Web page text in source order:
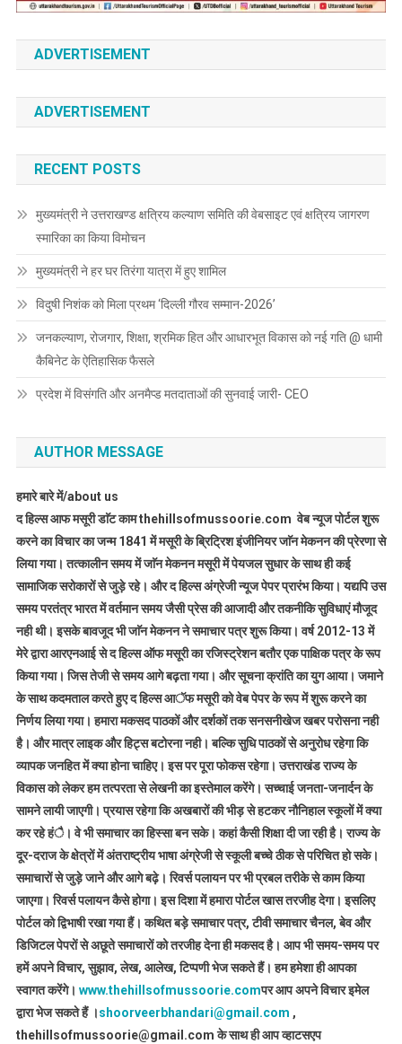
ADVERTISEMENT
ADVERTISEMENT
RECENT POSTS
मुख्यमंत्री ने उत्तराखण्ड क्षत्रिय कल्याण समिति की वेबसाइट एवं क्षत्रिय जागरण
स्मारिका का किया विमोचन
मुख्यमंत्री ने हर घर तिरंगा यात्रा में हुए शामिल
विदुषी निशंक को मिला प्रथम ‘दिल्ली गौरव सम्मान-2026’
जनकल्याण, रोजगार, शिक्षा, श्रमिक हित और आधारभूत विकास को नई गति @ धामी
कैबिनेट के ऐतिहासिक फैसले
प्रदेश में विसंगति और अनमैप्ड मतदाताओं की सुनवाई जारी- CEO
AUTHOR MESSAGE
हमारे बारे में/about us
द हिल्स आफ मसूरी डाॅट काम thehillsofmussoorie.com वेब न्यूज पोर्टल शुरू
करने का विचार का जन्म 1841 में मसूरी के ब्रिट्रिश इंजीनियर जाॅन मेकनन की प्रेरणा से
लिया गया। तत्कालीन समय में जाॅन मेकनन मसूरी में पेयजल सुधार के साथ ही कई
सामाजिक सरोकारों से जुड़े रहे। और द हिल्स अंग्रेजी न्यूज पेपर प्रारंभ किया। यद्यपि उस
समय परतंत्र भारत में वर्तमान समय जैसी प्रेस की आजादी और तकनीकि सुविधाएं मौजूद
नही थी। इसके बावजूद भी जाॅन मेकनन ने समाचार पत्र शुरू किया। वर्ष 2012-13 में
मेरे द्वारा आरएनआई से द हिल्स ऑफ मसूरी का रजिस्ट्रेशन बतौर एक पाक्षिक पत्र के रूप
किया गया। जिस तेजी से समय आगे बढ़ता गया। और सूचना क्रांति का युग आया। जमाने
के साथ कदमताल करते हुए द हिल्स आॅफ मसूरी को वेब पेपर के रूप में शुरू करने का
निर्णय लिया गया। हमारा मकसद पाठकों और दर्शकों तक सनसनीखेज खबर परोसना नही
है। और मात्र लाइक और हिट्स बटोरना नही। बल्कि सुधि पाठकों से अनुरोध रहेगा कि
व्यापक जनहित में क्या होना चाहिए। इस पर पूरा फोकस रहेगा। उत्तराखंड राज्य के
विकास को लेकर हम तत्परता से लेखनी का इस्तेमाल करेंगे। सच्चाई जनता-जनार्दन के
सामने लायी जाएगी। प्रयास रहेगा कि अखबारों की भीड़ से हटकर नौनिहाल स्कूलों में क्या
कर रहे हंै। वे भी समाचार का हिस्सा बन सके। कहां कैसी शिक्षा दी जा रही है। राज्य के
दूर-दराज के क्षेत्रों में अंतराष्ट्रीय भाषा अंग्रेजी से स्कूली बच्चे ठीक से परिचित हो सके।
समाचारों से जुड़े जाने और आगे बढ़े। रिवर्स पलायन पर भी प्रबल तरीके से काम किया
जाएगा। रिवर्स पलायन कैसे होगा। इस दिशा में हमारा पोर्टल खास तरजीह देगा। इसलिए
पोर्टल को द्विभाषी रखा गया हैं। कथित बड़े समाचार पत्र, टीवी समाचार चैनल, बेव और
डिजिटल पेपरों से अछूते समाचारों को तरजीह देना ही मकसद है। आप भी समय-समय पर
हमें अपने विचार, सुझाव, लेख, आलेख, टिप्पणी भेज सकते हैं। हम हमेशा ही आपका
स्वागत करेंगे। www.thehillsofmussoorie.comपर आप अपने विचार इमेल
द्वारा भेज सकते हैं ।shoorveerbhandari@gmail.com ,
thehillsofmussoorie@gmail.com के साथ ही आप व्हाटसएप